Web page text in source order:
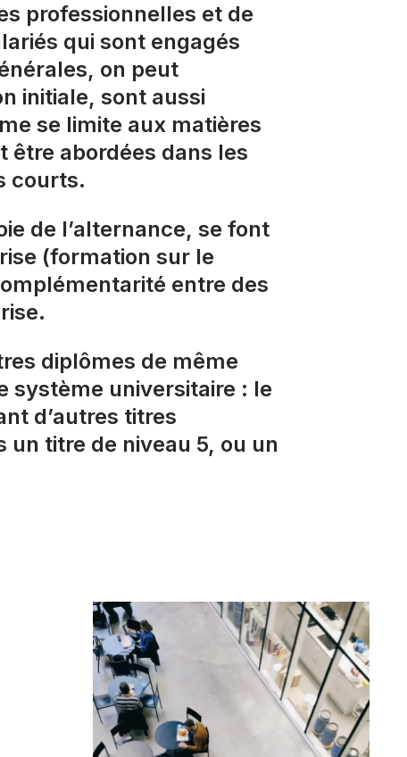
professionnelles et de
qui sont engagés
on peut
initiale, sont aussi
se limite aux matières
être abordées dans les
courts.
de l’alternance, se font
(formation sur le
entre des
diplômes de même
système universitaire : le
d’autres titres
titre de niveau 5, ou un